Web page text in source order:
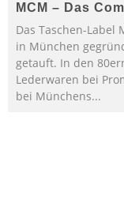
MCM – Das
Das Taschen-Label
in München
getauft. In den
Lederwaren bei
bei Münchens...